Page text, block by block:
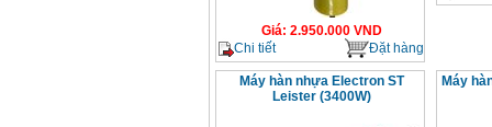
Giá: 2.950.000VND
Chi tiết
Đặt hàng
Máy hàn nhựa Electron ST
Leister (3400W)
Máy